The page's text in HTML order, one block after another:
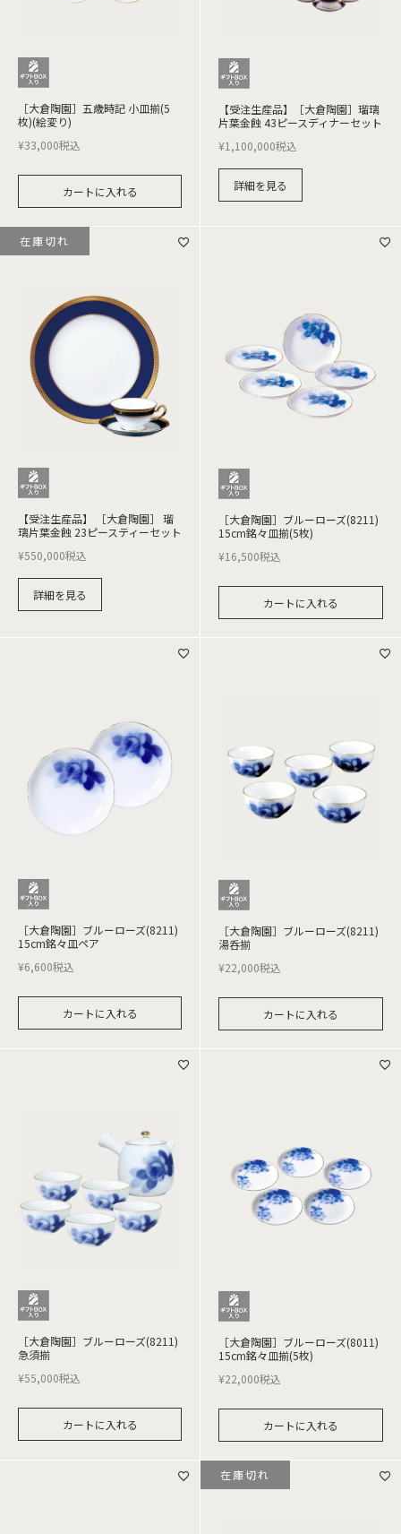
［大倉陶園］五歳時記 小皿揃(5
枚)(絵変り)
¥33,000税込
カートに入れる
【受注生産品】［大倉陶園］瑠璃
片葉金蝕 43ピースディナーセット
¥1,100,000税込
詳細を見る
【受注生産品】 ［大倉陶園］ 瑠
璃片葉金蝕 23ピースティーセット
¥550,000税込
詳細を見る
在庫切れ
［大倉陶園］ブルーローズ(8211)
15cm銘々皿揃(5枚)
¥16,500税込
カートに入れる
［大倉陶園］ブルーローズ(8211)
15cm銘々皿ペア
¥6,600税込
カートに入れる
［大倉陶園］ブルーローズ(8211)
湯呑揃
¥22,000税込
カートに入れる
［大倉陶園］ブルーローズ(8211)
急須揃
¥55,000税込
カートに入れる
［大倉陶園］ブルーローズ(8011)
15cm銘々皿揃(5枚)
¥22,000税込
カートに入れる
在庫切れ